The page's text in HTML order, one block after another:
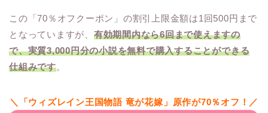
この「70％オフクーポン」の割引上限金額は1回500円まで
となっていますが、 有効期間内なら6回まで使えますの
で、実質3,000円分の小説を無料で購入することができる
仕組みです。
＼「ウィズレイン王国物語 竜が花嫁」原作が70％オフ！／